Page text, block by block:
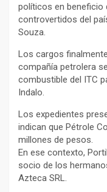
políticos en beneficio
controvertidos del
Souza.
Los cargos
compañía petrolera
combustible del ITC
Indalo.
Los expedientes
indican que Pétrole
millones de pesos.
En ese contexto,
socio de los
Azteca SRL.